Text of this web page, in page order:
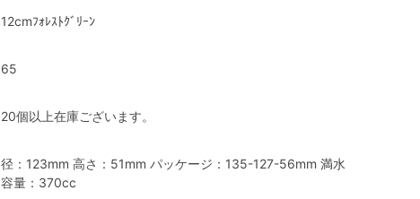
12cmﾌｫﾚｽﾄｸﾞﾘｰﾝ
65
20個以上在庫ございます。
径：123mm 高さ：51mm パッケージ：135-127-56mm 満水
容量：370cc